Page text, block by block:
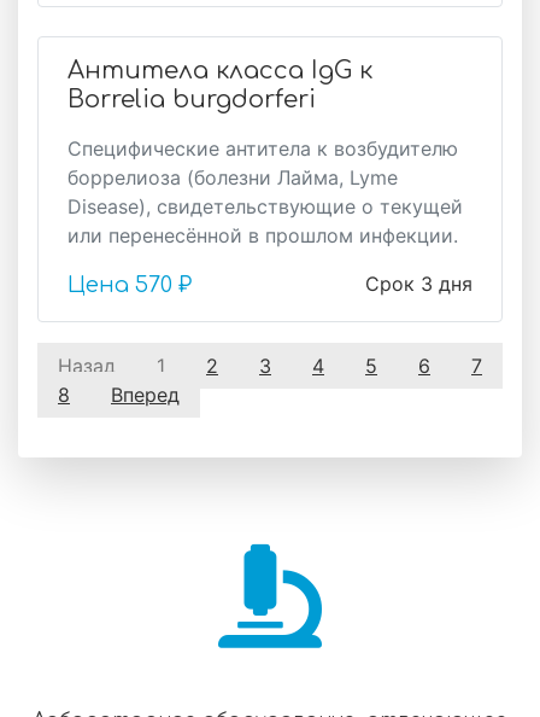
Антитела класса IgG к
Borrelia burgdorferi
Специфические антитела к возбудителю
боррелиоза (болезни Лайма, Lyme
Disease), свидетельствующие о текущей
или перенесённой в прошлом инфекции.
Срок 3 дня
Цена 570 ₽
Назад 1 2 3 4 5 6
7
8
Вперед